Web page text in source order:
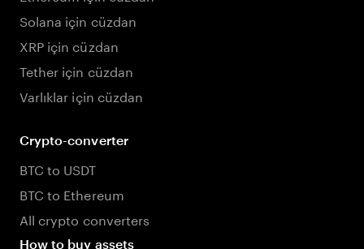
Solana için cüzdan
XRP için cüzdan
Tether için cüzdan
Varlıklar için cüzdan
Crypto-converter
BTC to USDT
BTC to Ethereum
All crypto converters
How to buy assets